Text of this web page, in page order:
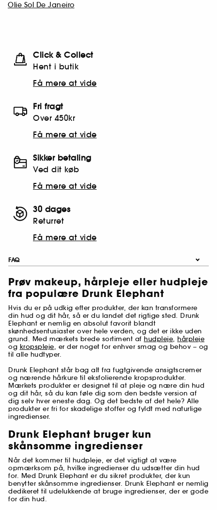
Olie Sol De Janeiro
Click & Collect
Hent i butik
Få mere at vide
Fri fragt
Over 450kr
Få mere at vide
Sikker betaling
Ved dit køb
Få mere at vide
30 dages
Returret
Få mere at vide
FAQ
Prøv makeup, hårpleje eller hudpleje
fra populære Drunk Elephant
Hvis du er på udkig efter produkter, der kan transformere
din hud og dit hår, så er du landet det rigtige sted. Drunk
Elephant er nemlig en absolut favorit blandt
skønhedsentusiaster over hele verden, og det er ikke uden
grund. Med mærkets brede sortiment af hudpleje, hårpleje
og kropspleje, er der noget for enhver smag og behov – og
til alle hudtyper.
Drunk Elephant står bag alt fra fugtgivende ansigtscremer
og nærende hårkure til eksfolierende kropsprodukter.
Mærkets produkter er designet til at pleje og nære din hud
og dit hår, så du kan føle dig som den bedste version af
dig selv hver eneste dag. Og det bedste af det hele? Alle
produkter er fri for skadelige stoffer og fyldt med naturlige
ingredienser.
Drunk Elephant bruger kun
skånsomme ingredienser
Når det kommer til hudpleje, er det vigtigt at være
opmærksom på, hvilke ingredienser du udsætter din hud
for. Med Drunk Elephant er du sikret produkter, der kun
benytter skånsomme ingredienser. Drunk Elephant er nemlig
dedikeret til udelukkende at bruge ingredienser, der er gode
for din hud.